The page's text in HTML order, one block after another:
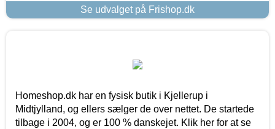
Se udvalget på Frishop.dk
Homeshop.dk har en fysisk butik i Kjellerup i
Midtjylland, og ellers sælger de over nettet. De startede
tilbage i 2004, og er 100 % danskejet. Klik her for at se